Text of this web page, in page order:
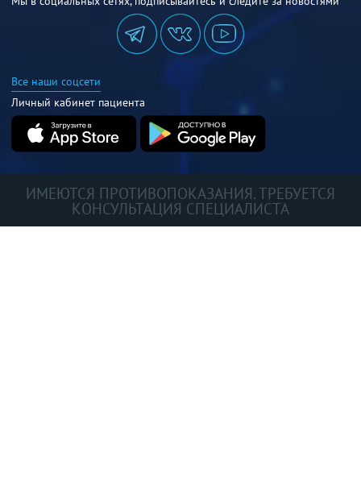
Все наши соцсети
Личный кабинет пациента
ИМЕЮТСЯ ПРОТИВОПОКАЗАНИЯ. ТРЕБУЕТСЯ
КОНСУЛЬТАЦИЯ СПЕЦИАЛИСТА